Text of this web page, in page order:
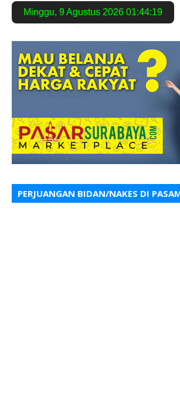
Minggu, 9 Agustus 2026 01:44:20
PERJUANGAN BIDAN/NAKES DI